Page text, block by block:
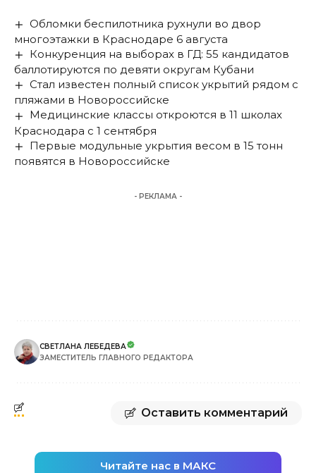
Обломки беспилотника рухнули во двор
многоэтажки в Краснодаре 6 августа
Конкуренция на выборах в ГД: 55 кандидатов
баллотируются по девяти округам Кубани
Стал известен полный список укрытий рядом с
пляжами в Новороссийске
Медицинские классы откроются в 11 школах
Краснодара с 1 сентября
Первые модульные укрытия весом в 15 тонн
появятся в Новороссийске
- РЕКЛАМА -
СВЕТЛАНА ЛЕБЕДЕВА
ЗАМЕСТИТЕЛЬ ГЛАВНОГО РЕДАКТОРА
Оставить комментарий
Читайте нас в МАКС